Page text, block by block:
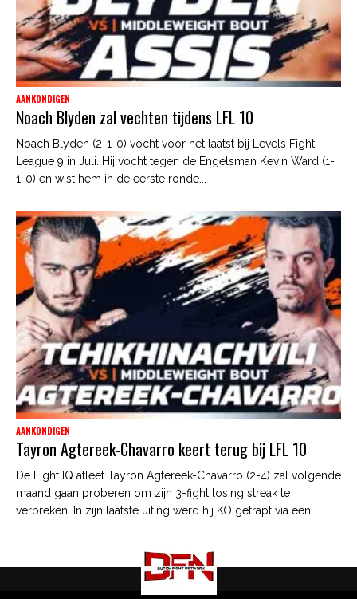
AANKONDIGEN
Noach Blyden zal vechten tijdens LFL 10
Noach Blyden (2-1-0) vocht voor het laatst bij Levels Fight
League 9 in Juli. Hij vocht tegen de Engelsman Kevin Ward (1-
1-0) en wist hem in de eerste ronde...
AANKONDIGEN
Tayron Agtereek-Chavarro keert terug bij LFL 10
De Fight IQ atleet Tayron Agtereek-Chavarro (2-4) zal volgende
maand gaan proberen om zijn 3-fight losing streak te
verbreken. In zijn laatste uiting werd hij KO getrapt via een...